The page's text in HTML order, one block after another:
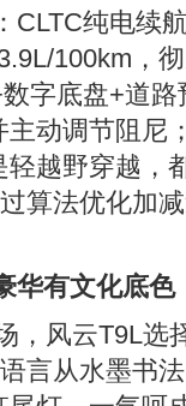
CLTC纯电续
100km，
字底盘+道
动调节阻尼
越野穿越，
算法优化加
华有文化底色
，风云T9L选
言从水墨书